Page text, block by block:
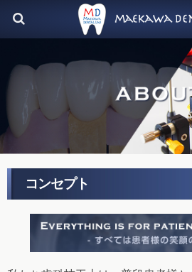
コンセプト